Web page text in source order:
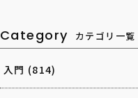
Category カテゴリ一覧
入門 (814)